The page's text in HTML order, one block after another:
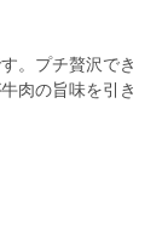
。プチ贅沢でき
肉の旨味を引き